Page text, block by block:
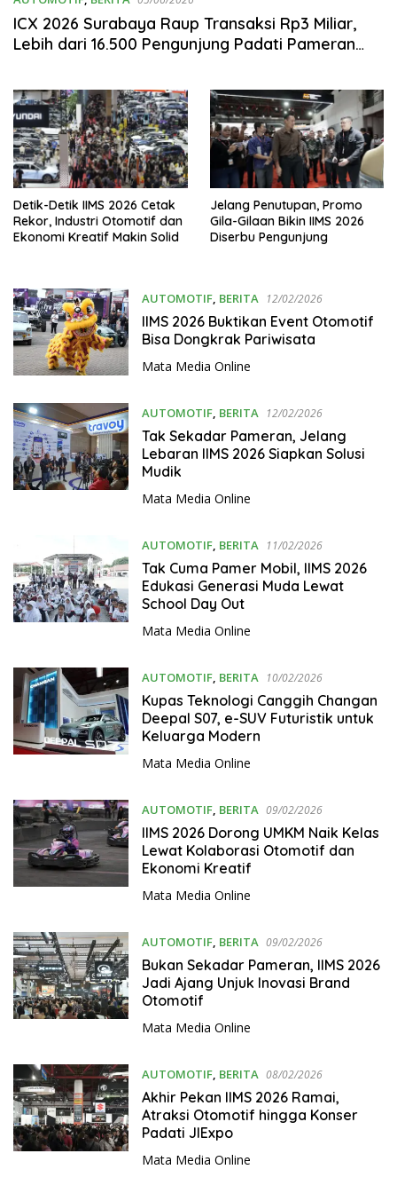
ICX 2026 Surabaya Raup Transaksi Rp3 Miliar,
Lebih dari 16.500 Pengunjung Padati Pameran
Detik-Detik IIMS 2026 Cetak
Rekor, Industri Otomotif dan
Ekonomi Kreatif Makin Solid
Jelang Penutupan, Promo
Gila-Gilaan Bikin IIMS 2026
Diserbu Pengunjung
AUTOMOTIF, BERITA 12/02/2026
IIMS 2026 Buktikan Event Otomotif
Bisa Dongkrak Pariwisata
Mata Media Online
AUTOMOTIF, BERITA 12/02/2026
Tak Sekadar Pameran, Jelang
Lebaran IIMS 2026 Siapkan Solusi
Mudik
Mata Media Online
AUTOMOTIF, BERITA 11/02/2026
Tak Cuma Pamer Mobil, IIMS 2026
Edukasi Generasi Muda Lewat
School Day Out
Mata Media Online
AUTOMOTIF, BERITA 10/02/2026
Kupas Teknologi Canggih Changan
Deepal S07, e-SUV Futuristik untuk
Keluarga Modern
Mata Media Online
AUTOMOTIF, BERITA 09/02/2026
IIMS 2026 Dorong UMKM Naik Kelas
Lewat Kolaborasi Otomotif dan
Ekonomi Kreatif
Mata Media Online
AUTOMOTIF, BERITA 09/02/2026
Bukan Sekadar Pameran, IIMS 2026
Jadi Ajang Unjuk Inovasi Brand
Otomotif
Mata Media Online
AUTOMOTIF, BERITA 08/02/2026
Akhir Pekan IIMS 2026 Ramai,
Atraksi Otomotif hingga Konser
Padati JIExpo
Mata Media Online